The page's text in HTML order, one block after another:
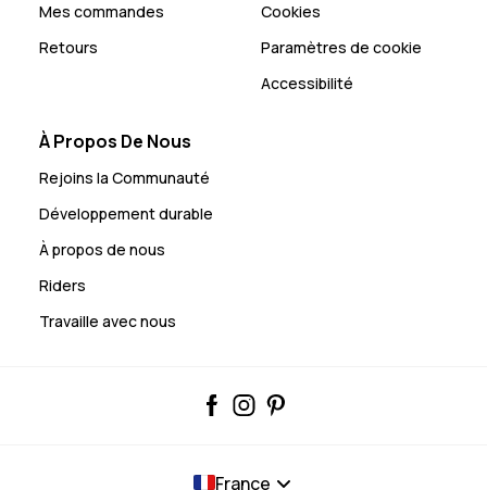
Mes commandes
Retours
Cookies
Paramètres de cookie
Accessibilité
À Propos De Nous
Rejoins la Communauté
Développement durable
À propos de nous
Riders
Travaille avec nous
France